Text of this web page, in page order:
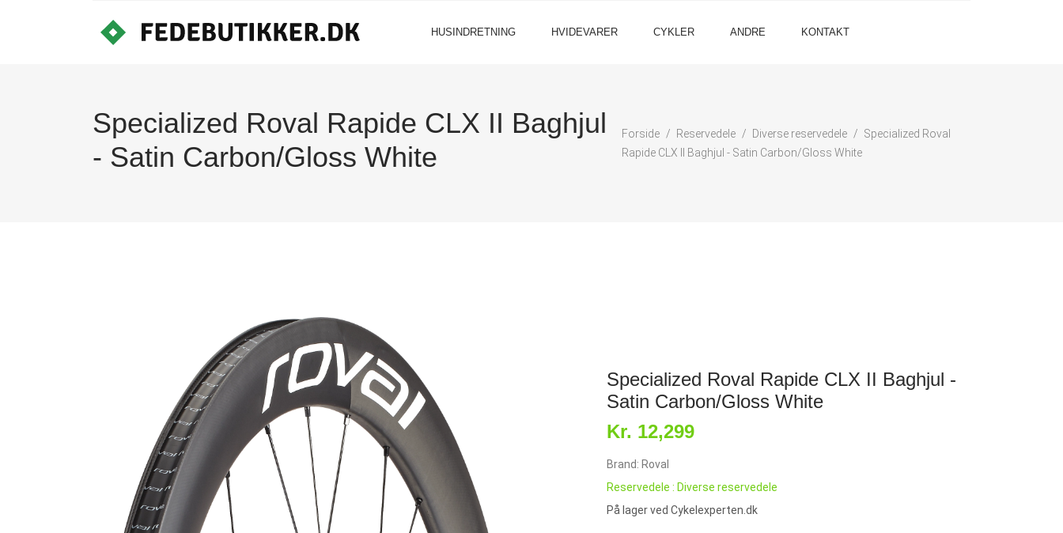
HUSINDRETNING HVIDEVARER CYKLER ANDRE KONTAKT
Specialized Roval Rapide CLX II Baghjul
- Satin Carbon/Gloss White
Forside Reservedele Diverse reservedele
Specialized Roval
Rapide CLX II Baghjul - Satin Carbon/Gloss White
Specialized Roval Rapide CLX II Baghjul -
Satin Carbon/Gloss White
Kr. 12,299
Brand: Roval
Reservedele : Diverse reservedele
På lager ved Cykelexperten.dk